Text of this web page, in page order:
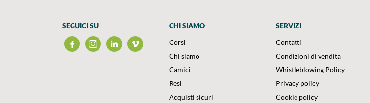
SEGUICI SU
CHI SIAMO
Corsi
Chi siamo
Camici
Resi
Acquisti sicuri
SERVIZI
Contatti
Condizioni di vendita
Whistleblowing Policy
Privacy policy
Cookie policy